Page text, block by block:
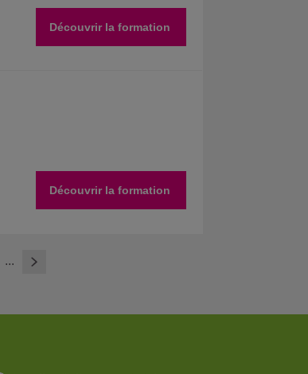
Découvrir la formation
Découvrir la formation
... >